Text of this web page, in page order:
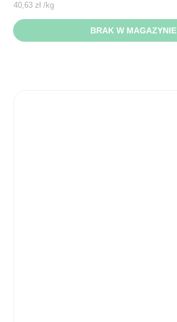
40,63zł /kg
BRAK W MAGAZYNIE